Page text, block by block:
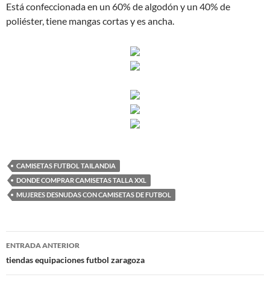
Está confeccionada en un 60% de algodón y un 40% de
poliéster, tiene mangas cortas y es ancha.
CAMISETAS FUTBOL TAILANDIA
DONDE COMPRAR CAMISETAS TALLA XXL
MUJERES DESNUDAS CON CAMISETAS DE FUTBOL
Navegación
de
ENTRADA ANTERIOR
tiendas equipaciones futbol zaragoza